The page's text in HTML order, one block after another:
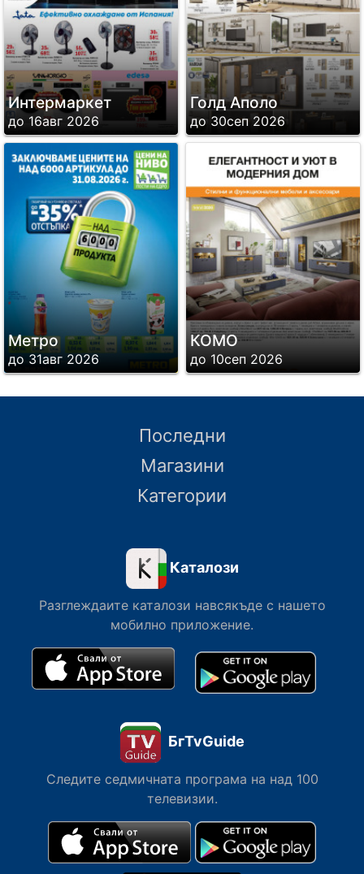
Интермаркет
до 16авг 2026
Голд Аполо
до 30сеп 2026
Метро
до 31авг 2026
КОМО
до 10сеп 2026
Последни
Магазини
Категории
Каталози
Разглеждаите каталози навсякъде с нашето
мобилно приложение.
БгTvGuide
Следите седмичната програма на над 100
телевизии.